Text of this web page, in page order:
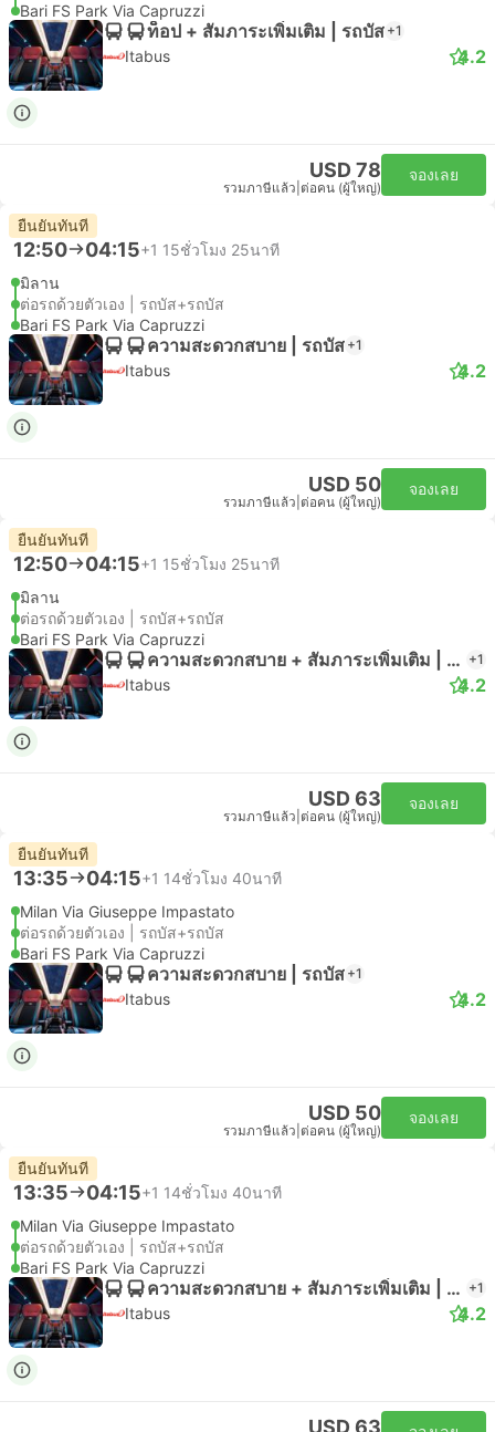
Bari FS Park Via Capruzzi
ท็อป + สัมภาระเพิ่มเติม | รถบัส +1
Itabus 4.2
USD 78
รวมภาษีแล้ว ต่อคน (ผู้ใหญ่)
จองเลย
ยืนยันทันที
12:50 04:15+1 15ชั่วโมง 25นาที
มิลาน
ต่อรถด้วยตัวเอง | รถบัส+รถบัส
Bari FS Park Via Capruzzi
ความสะดวกสบาย | รถบัส +1
Itabus 4.2
USD 50
รวมภาษีแล้ว ต่อคน (ผู้ใหญ่)
จองเลย
ยืนยันทันที
12:50 04:15+1 15ชั่วโมง 25นาที
มิลาน
ต่อรถด้วยตัวเอง | รถบัส+รถบัส
Bari FS Park Via Capruzzi
ความสะดวกสบาย + สัมภาระเพิ่มเติม | รถบัส +1
Itabus 4.2
USD 63
รวมภาษีแล้ว ต่อคน (ผู้ใหญ่)
จองเลย
ยืนยันทันที
13:35 04:15+1 14ชั่วโมง 40นาที
Milan Via Giuseppe Impastato
ต่อรถด้วยตัวเอง | รถบัส+รถบัส
Bari FS Park Via Capruzzi
ความสะดวกสบาย | รถบัส +1
Itabus 4.2
USD 50
รวมภาษีแล้ว ต่อคน (ผู้ใหญ่)
จองเลย
ยืนยันทันที
13:35 04:15+1 14ชั่วโมง 40นาที
Milan Via Giuseppe Impastato
ต่อรถด้วยตัวเอง | รถบัส+รถบัส
Bari FS Park Via Capruzzi
ความสะดวกสบาย + สัมภาระเพิ่มเติม | รถบัส +1
Itabus 4.2
USD 63